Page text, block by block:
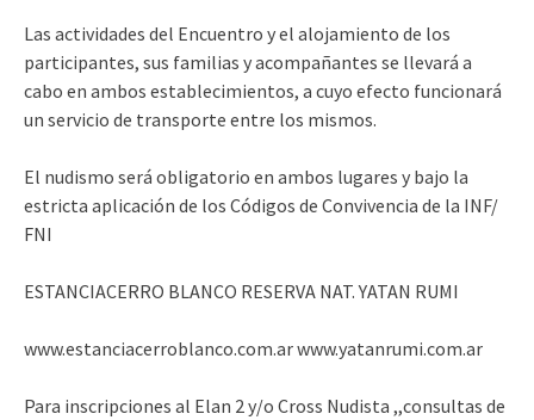
Las actividades del Encuentro y el alojamiento de los
participantes, sus familias y acompañantes se llevará a
cabo en ambos establecimientos, a cuyo efecto funcionará
un servicio de transporte entre los mismos.
El nudismo será obligatorio en ambos lugares y bajo la
estricta aplicación de los Códigos de Convivencia de la INF/
FNI
ESTANCIACERRO BLANCO RESERVA NAT. YATAN RUMI
www.estanciacerroblanco.com.ar www.yatanrumi.com.ar
Para inscripciones al Elan 2 y/o Cross Nudista ,,consultas de